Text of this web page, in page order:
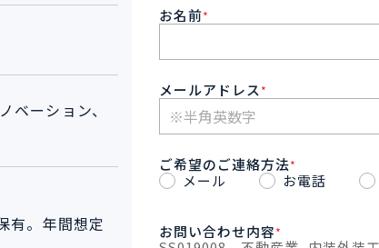
ベーション、
有。年間想定
お名前*
メールアドレス *
ご希望のご連絡方法*
メール お電話
お問い合わせ内容*